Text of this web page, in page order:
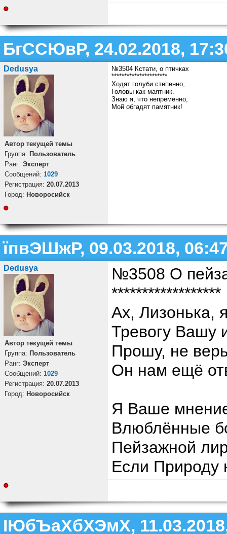
БгССЮвР, 24.02.2018,
Dedusya
Автор текущей темы
Группа: Пользователь
Ранг: Эксперт
Cообщений: 1029
Регистрация: 20.07.2013
Город: Новоросийск
№3504 Кстати, о птичках
**********************
Ходят голуби степенно,
Головы как маятник.
Знаю я, что непременно,
Мой обгадят памятник!
їпвЭШжР, 09.03.2018,
Dedusya
Автор текущей темы
Группа: Пользователь
Ранг: Эксперт
Cообщений: 1029
Регистрация: 20.07.2013
Город: Новоросийск
№3508 О
******************
Ах, Лизонька,
Тревогу Вашу
Прошу, не
Он нам ещё
Я Ваше
Влюблённые
Пейзажной
Если Природу
ІЮбЪаХбХЭмХ,